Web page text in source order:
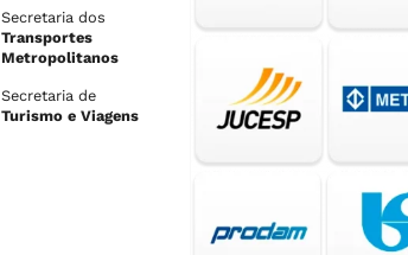
Secretaria dos
Transportes
Metropolitanos
Secretaria de
Turismo e Viagens